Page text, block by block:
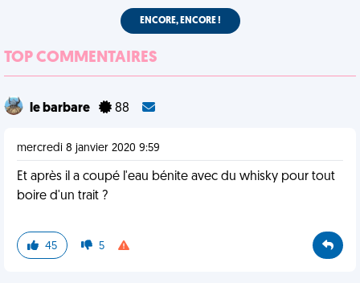
ENCORE, ENCORE !
TOP COMMENTAIRES
le barbare 88
mercredi 8 janvier 2020 9:59
Et après il a coupé l'eau bénite avec du whisky pour tout
boire d'un trait ?
45 5